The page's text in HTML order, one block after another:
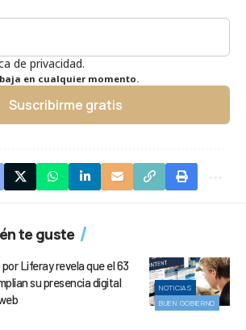
de privacidad.
en cualquier momento.
Suscribirme gratis
te guste
NOTICIAS
BUEN GOBIERNO
Liferay revela que el 63
su presencia digital